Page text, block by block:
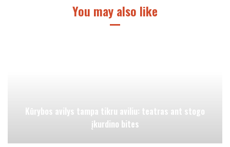
You may also like
Kūrybos avilys tampa tikru aviliu: teatras ant stogo
įkurdino bites